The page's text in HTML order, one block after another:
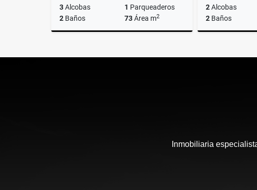
3Alcobas 1 Parqueaderos
2 Baños 73Área m2
$600.000.000
2Alcobas
2 Baños
Inmobiliaria